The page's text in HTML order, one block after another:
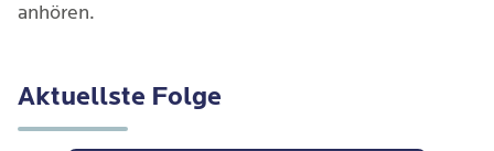
anhören.
Aktuellste Folge